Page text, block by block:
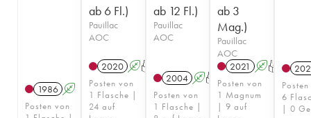
1986 A
Posten von
ab 6 Fl.)
Pauillac
AOC
2020 AT
Posten von
1 Flasche |
24 auf
ab 12 Fl.)
Pauillac
AOC
2004 AT
Posten von
1 Flasche |
ab 3
Mag.)
Pauillac
AOC
2021
AT
Posten von
1 Magnum
| 9 auf
6
| 0